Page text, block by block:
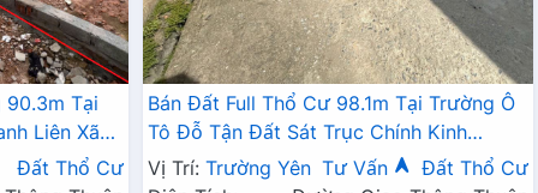
Tại
Liên Xã
Đất Thổ Cư
Bán Đất Full Thổ Cư 98.1m Tại Trường Ô
Tô Đỗ Tận Đất Sát Trục Chính Kinh
Doanh Giá Chỉ Hơn 2 Tỷ
Vị Trí: Trường Yên Tư Vấn
Đất Thổ Cư